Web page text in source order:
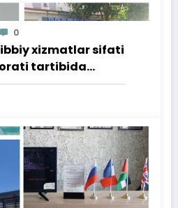
0
xizmatlar sifati
tartibida